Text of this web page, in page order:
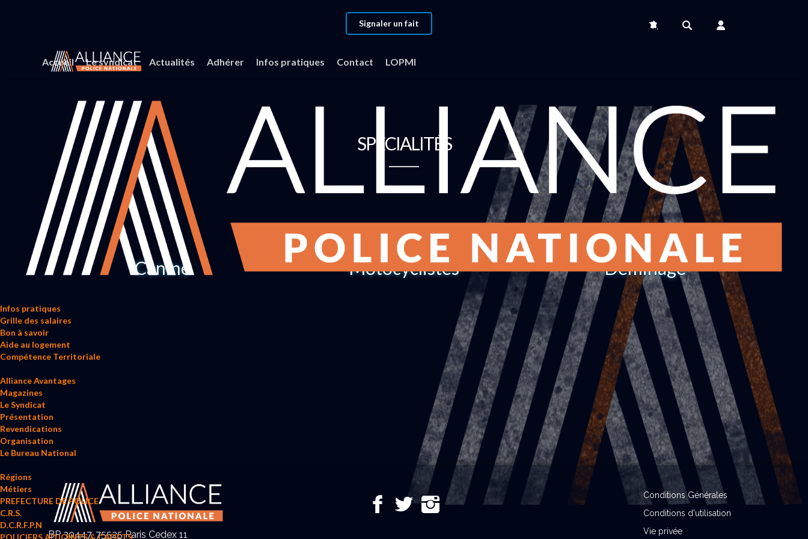
Signaler un fait
Accueil Le syndicat Actualités Adhérer Infos pratiques Contact LOPMI
Infos pratiques
Grille des salaires
Bon à savoir
Aide au logement
Compétence Territoriale
Alliance Avantages
Magazines
Le Syndicat
Présentation
Revendications
Organisation
Le Bureau National
Régions
Métiers
PREFECTURE DE POLICE
C.R.S.
D.C.R.F.P.N
SPÉCIALITÉS
Canine Motocyclistes Déminage
BP 30447, 75525 Paris Cedex 11
Conditions Générales
Conditions d'utilisation
Vie privée